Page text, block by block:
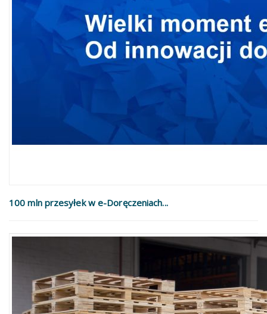
100 mln przesyłek w e-Doręczeniach...